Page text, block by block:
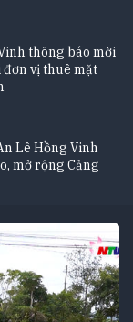
thông báo mời
vị thuê mặt
Lê Hồng Vinh
mở rộng Cảng